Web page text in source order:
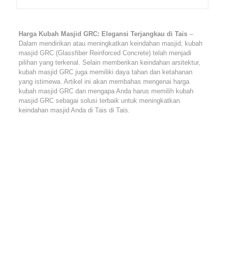
Harga Kubah Masjid GRC: Elegansi Terjangkau di Tais–
Dalam mendirikan atau meningkatkan keindahan masjid, kubah
masjid GRC (Glassfiber Reinforced Concrete) telah menjadi
pilihan yang terkenal. Selain memberikan keindahan arsitektur,
kubah masjid GRC juga memiliki daya tahan dan ketahanan
yang istimewa. Artikel ini akan membahas mengenai harga
kubah masjid GRC dan mengapa Anda harus memilih kubah
masjid GRC sebagai solusi terbaik untuk meningkatkan
keindahan masjid Anda di Tais di Tais.